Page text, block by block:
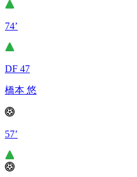
74’
DF 47
橋本 悠
57’